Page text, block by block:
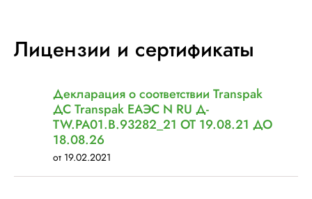
Лицензии и сертификаты
Декларация о соответствии Transpak
ДС Transpak ЕАЭС N RU Д-
TW.РА01.В.93282_21 ОТ 19.08.21 ДО
18.08.26
от 19.02.2021